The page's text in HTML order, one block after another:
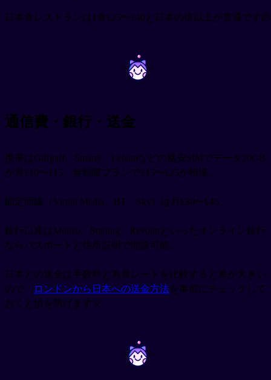
日本食レストランは1食£25〜£40と日本の倍以上が普通です🫠
~ ~
通信費・銀行・送金
携帯はGiffgaff、Smarty、Lebaraなどの格安SIMでデータ20GB
が月£10〜£15、無制限プランで£15〜£25が相場。
固定回線（Virgin Media、BT、Sky）は月£30〜£45。
銀行口座はMonzo、Starling、Revolutといったオンライン銀行
ならパスポートと住所証明で開設可能。
日本との送金は手数料と為替レートを比較すると差が大きい
ので、
ロンドンから日本への送金方法を事前にチェックして
おくと損を防げます💡
~ ~